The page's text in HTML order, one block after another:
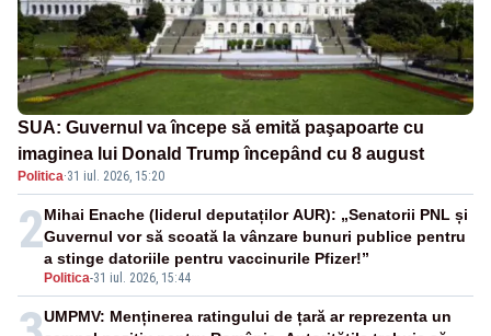
SUA: Guvernul va începe să emită paşapoarte cu
imaginea lui Donald Trump începând cu 8 august
Politica·31 iul. 2026, 15:20
2
Politica-31 iul. 2026, 15:44
Mihai Enache (liderul deputaților AUR): „Senatorii PNL și
Guvernul vor să scoată la vânzare bunuri publice pentru
a stinge datoriile pentru vaccinurile Pfizer!”
UMPMV: Menținerea ratingului de țară ar reprezenta un